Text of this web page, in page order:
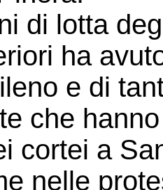
di lotta
ha
e di
che
cortei a
nelle